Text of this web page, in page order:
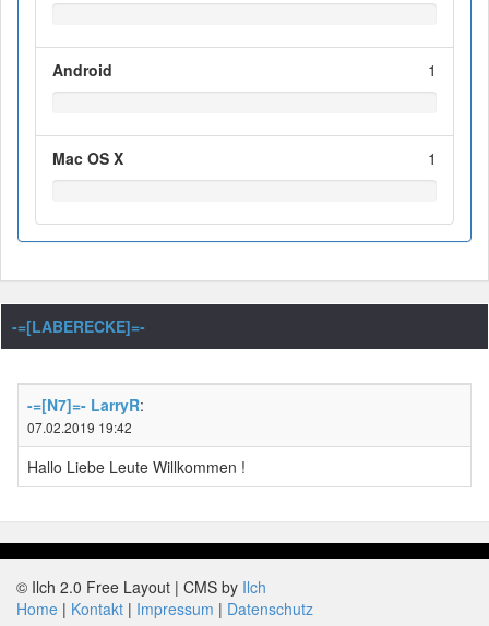
Android 1
Mac OS X 1
-=[LABERECKE]=-
-=[N7]=- LarryR:
07.02.2019 19:42
Hallo Liebe Leute Willkommen !
© Ilch 2.0 Free Layout | CMS by Ilch
Home
Kontakt Impressum Datenschutz